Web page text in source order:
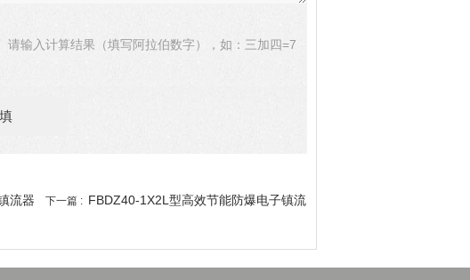
请输入计算结果（填写阿拉伯数字），如：三加四=7
流器 下一篇 : FBDZ40-1X2L型高效节能防爆电子镇流